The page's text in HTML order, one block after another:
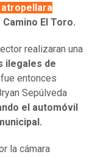
El Toro.
realizaran una
ilegales de
entonces
Sepúlveda
el automóvil
la cámara